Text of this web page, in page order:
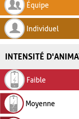
Équipe
Individuel
INTENSITÉ
Faible
Moyenne